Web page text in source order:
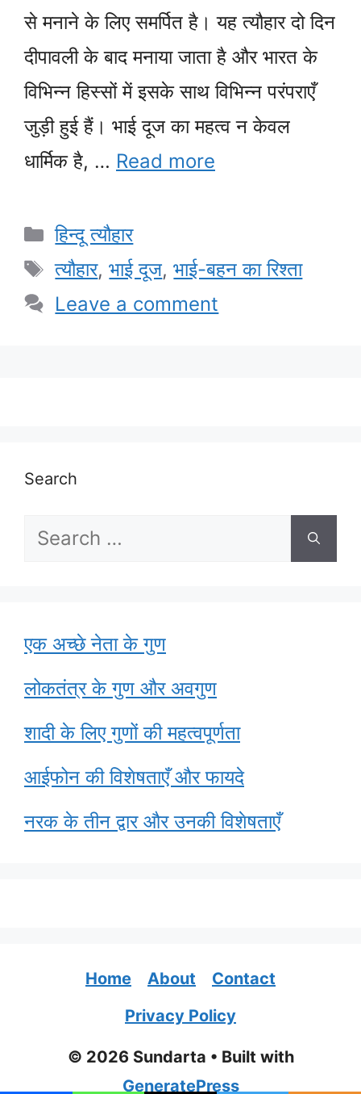
से मनाने के लिए समर्पित है। यह त्यौहार दो दिन
दीपावली के बाद मनाया जाता है और भारत के
विभिन्न हिस्सों में इसके साथ विभिन्न परंपराएँ
जुड़ी हुई हैं। भाई दूज का महत्व न केवल
धार्मिक है, … Read more
Categories
हिन्दू त्यौहार
Tags
त्यौहार,भाई दूज,भाई-बहन का रिश्ता
Leave a comment
Search
Search
एक अच्छे नेता के गुण
लोकतंत्र के गुण और अवगुण
शादी के लिए गुणों की महत्वपूर्णता
आईफोन की विशेषताएँ और फायदे
नरक के तीन द्वार और उनकी विशेषताएँ
Home About
Contact
Privacy Policy
© 2026 Sundarta • Built with
GeneratePress